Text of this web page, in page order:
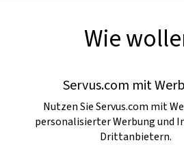
Wie
Servus.com mit
Nutzen Sie Servus.com mit
personalisierter Werbung und
Drittanbietern.